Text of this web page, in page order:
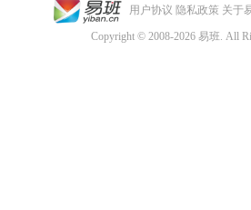
用户协议 隐私政策 关于
Copyright © 2008-2026 易班. All